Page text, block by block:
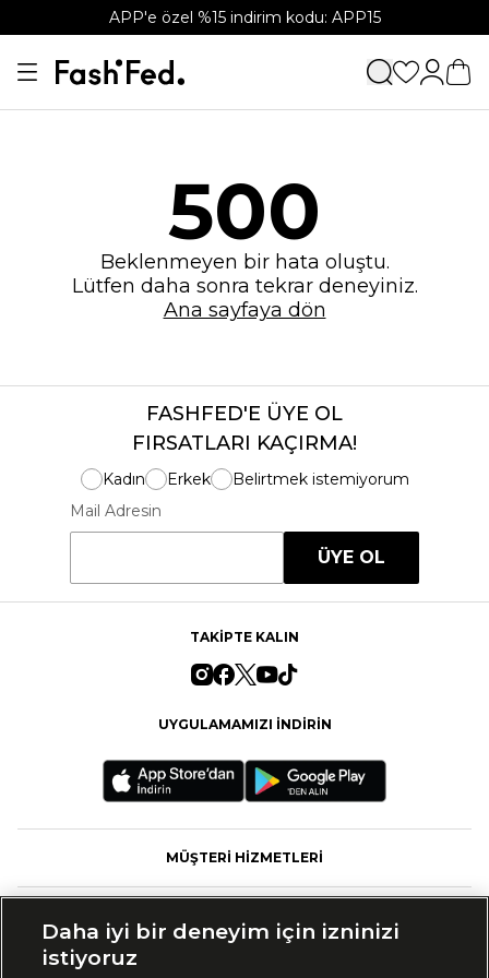
APP'e özel %15 indirim kodu: APP15
500
Beklenmeyen bir hata oluştu.
Lütfen daha sonra tekrar deneyiniz.
Ana sayfaya dön
FASHFED'E ÜYE OL
FIRSATLARI KAÇIRMA!
Kadın Erkek
Belirtmek istemiyorum
Mail Adresin
ÜYE OL
TAKİPTE KALIN
UYGULAMAMIZI İNDİRİN
MÜŞTERİ HİZMETLERİ
Daha iyi bir deneyim için izninizi
istiyoruz